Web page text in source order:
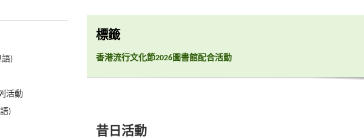
語)
活動
)
標籤
香港流行文化節2026圖書館配合活動
昔日活動